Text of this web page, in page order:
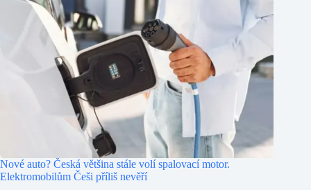
Nové auto? Česká většina stále volí spalovací motor.
Elektromobilům Češi příliš nevěří